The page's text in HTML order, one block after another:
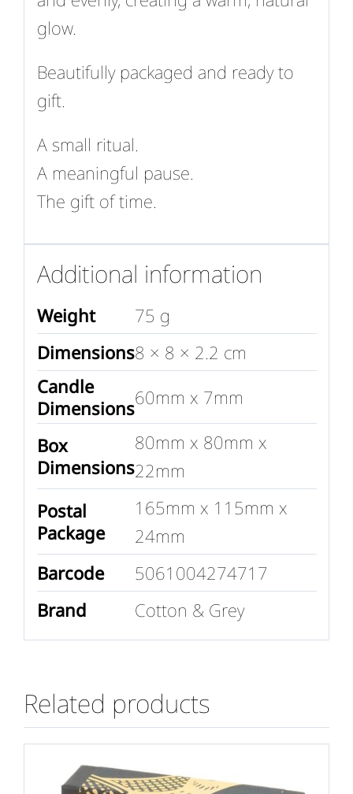
glow.
Beautifully packaged and ready to
gift.
A small ritual.
A meaningful pause.
The gift of time.
Additional information
Weight
75 g
Dimensions8 × 8 × 2.2 cm
Candle
Dimensions60mm x 7mm
Box
Dimensions
80mm x 80mm x
22mm
Postal
Package
165mm x 115mm x
24mm
Barcode
5061004274717
Brand
Cotton & Grey
Related products